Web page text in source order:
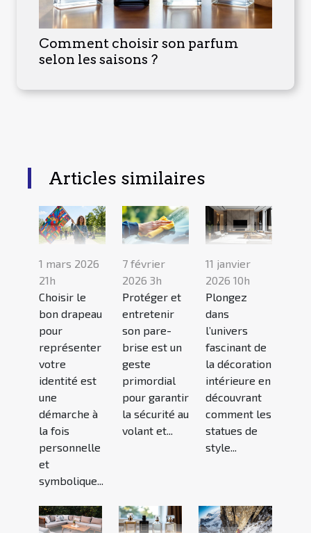
Comment choisir son parfum
selon les saisons ?
Articles similaires
1 mars 2026
21h
Choisir le
bon drapeau
pour
représenter
votre
identité est
une
démarche à
la fois
personnelle
et
symbolique...
7 février
2026 3h
Protéger et
entretenir
son pare-
brise est un
geste
primordial
pour garantir
la sécurité au
volant et...
11 janvier
2026 10h
Plongez
dans
l’univers
fascinant de
la décoration
intérieure en
découvrant
comment les
statues de
style...